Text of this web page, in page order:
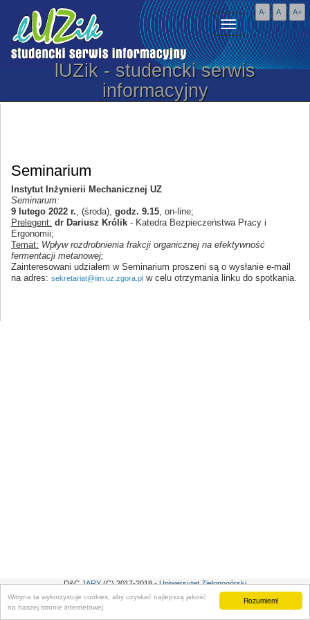
Rozumiem!
Witryna ta wykorzystuje cookies, aby uzyskać najlepszą jakość
na naszej stronie internetowej
A+
A
A-
Toggle
Navigation
lUZik - studencki serwis
informacyjny
Seminarium
Instytut Inżynierii Mechanicznej UZ
Seminarum:
9 lutego 2022 r. , (środa), godz. 9.15 , on-line;
Prelegent: dr Dariusz Królik - Katedra Bezpieczeństwa Pracy i
Ergonomii;
Temat: Wpływ rozdrobnienia frakcji organicznej na efektywność
fermentacji metanowej;
Zainteresowani udziałem w Seminarium proszeni są o wysłanie e-mail
na adres: sekretariat@iim.uz.zgora.pl w celu otrzymania linku do spotkania.
D&CJARY(C) 2017-2018 -Uniwersytet Zielonogórski